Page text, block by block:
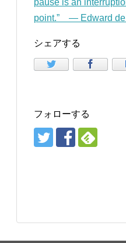
point.” — Edward de
シェアする
フォローする